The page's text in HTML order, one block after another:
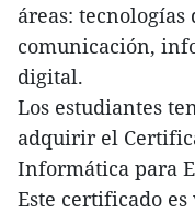
áreas:
comunicación,
digital.
Los estudiantes
adquirir el
Informática para
Este certificado